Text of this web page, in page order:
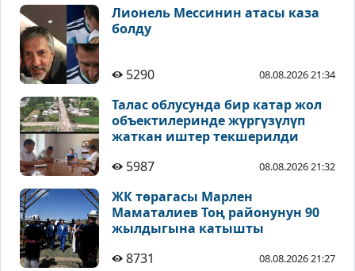
Лионель Мессинин атасы каза
болду
5290 08.08.2026 21:34
Талас облусунда бир катар жол
объектилеринде жүргүзүлүп
жаткан иштер текшерилди
5987
08.08.2026 21:32
ЖК төрагасы Марлен
Маматалиев Тоң районунун 90
жылдыгына катышты
8731
08.08.2026 21:27